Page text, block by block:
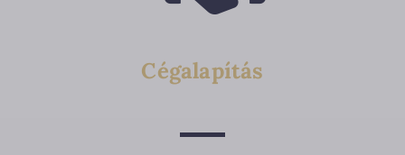
Cégalapítás